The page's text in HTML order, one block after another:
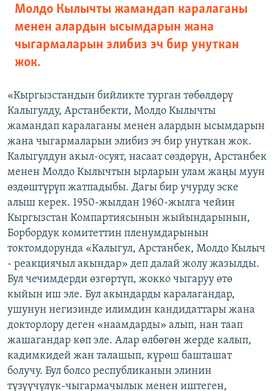
Молдо Кылычты жамандап каралаганы
менен алардын ысымдарын жана
чыгармаларын элибиз эч бир унуткан
жок.
«Кыргызстандын бийликте турган төбөлдөрү
Калыгулду, Арстанбекти, Молдо Кылычты
жамандап каралаганы менен алардын ысымдарын
жана чыгармаларын элибиз эч бир унуткан жок.
Калыгулдун акыл-осуят, насаат сөздөрүн, Арстанбек
менен Молдо Кылычтын ырларын улам жаңы муун
өздөштүрүп жатпадыбы. Дагы бир учурду эске
алыш керек. 1950-жылдан 1960-жылга чейин
Кыргызстан Компартиясынын жыйындарынын,
Борбордук комитеттин пленумдарынын
токтомдорунда «Калыгул, Арстанбек, Молдо Кылыч
- реакциячыл акындар» деп далай жолу жазылды.
Бул чечимдерди өзгөртүп, жокко чыгаруу өтө
кыйын иш эле. Бул акындарды каралагандар,
ушунун негизинде илимдин кандидаттары жана
докторлору деген «наамдарды» алып, нан таап
жашагандар көп эле. Алар өлбөгөн жерде калып,
кадимкидей жан талашып, күрөш башташат
болучу. Бул болсо республиканын элинин
түзүүчүлүк-чыгармачылык менен иштеген,